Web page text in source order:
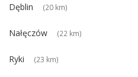
Dęblin (20 km)
Nałęczów (22 km)
Ryki (23 km)